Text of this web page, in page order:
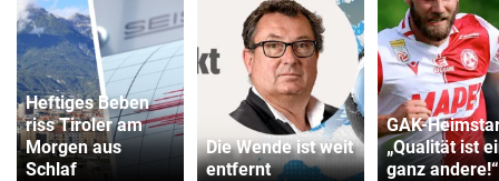
Heftiges Beben
riss Tiroler am
Morgen aus
Schlaf
Die Wende ist weit
entfernt
GAK-
„Qualität ist
ganz andere!“